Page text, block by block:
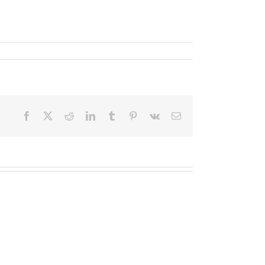
Facebook RedditLinkedInTumblr Pinterest
Vk Email